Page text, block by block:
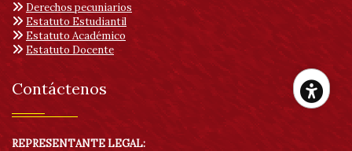
Derechos pecuniarios
Estatuto Estudiantil
Estatuto Académico
Estatuto Docente
Contáctenos
REPRESENTANTE LEGAL: